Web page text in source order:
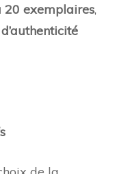
exemplaires,